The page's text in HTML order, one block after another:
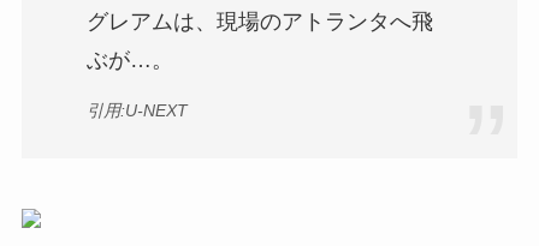
グレアムは、現場のアトランタへ飛
ぶが…。
引用:U-NEXT